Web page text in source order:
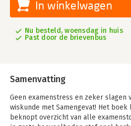
In winkelwagen
Nu besteld, woensdag in huis
Past door de brievenbus
Samenvatting
Geen examenstress en zeker slagen
wiskunde met Samengevat! Het
beknopt overzicht van alle